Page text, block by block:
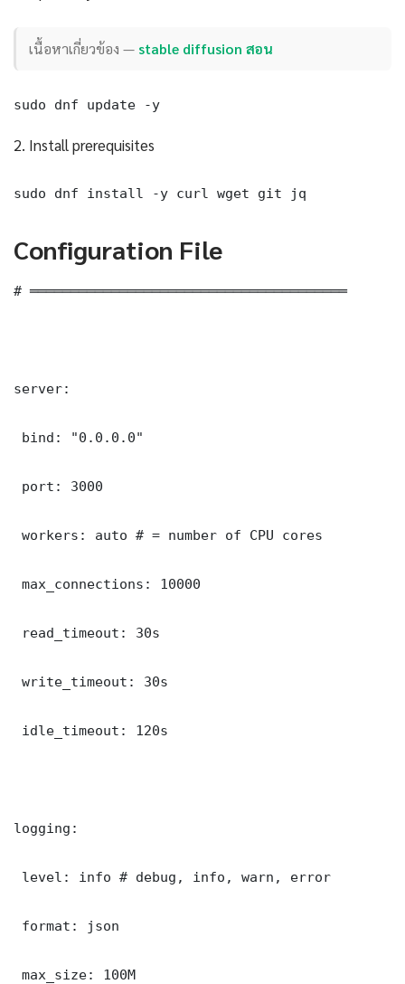
เนื้อหาเกี่ยวข้อง — stable diffusion สอน
sudo dnf update -y
2. Install prerequisites
sudo dnf install -y curl wget git jq
Configuration File
# ═══════════════════════════════════════
server:
bind: "0.0.0.0"
port: 3000
workers: auto # = number of CPU cores
max_connections: 10000
read_timeout: 30s
write_timeout: 30s
idle_timeout: 120s
logging:
level: info # debug, info, warn, error
format: json
max_size: 100M